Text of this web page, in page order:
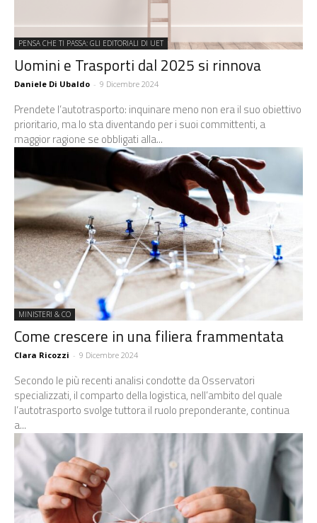
PENSA CHE TI PASSA: GLI EDITORIALI DI UET
Uomini e Trasporti dal 2025 si rinnova
Daniele Di Ubaldo - 9 Dicembre 2024
Prendete l’autotrasporto: inquinare meno non era il suo obiettivo
prioritario, ma lo sta diventando per i suoi committenti, a
maggior ragione se obbligati alla...
MINISTERI & CO
Come crescere in una filiera frammentata
Clara Ricozzi - 9 Dicembre 2024
Secondo le più recenti analisi condotte da Osservatori
specializzati, il comparto della logistica, nell’ambito del quale
l’autotrasporto svolge tuttora il ruolo preponderante, continua
a...